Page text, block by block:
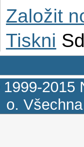
Založit
Tiskni
2015
o.